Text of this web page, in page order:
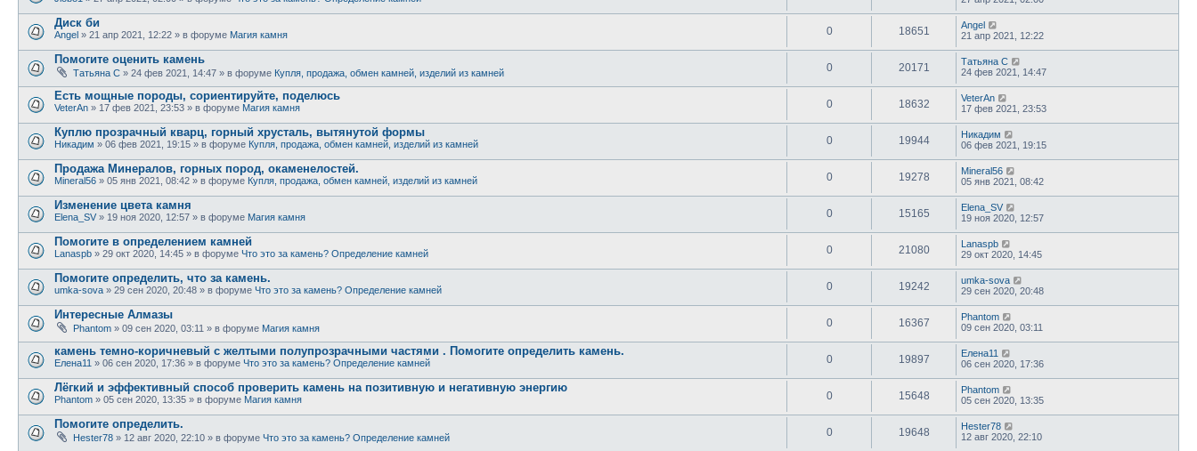
Диск би
Angel » 21 апр 2021, 12:22 » в форуме Магия камня 0 18651
Angel
21 апр 2021, 12:22
Помогите оценить камень
Татьяна С » 24 фев 2021, 14:47 » в форуме Купля, продажа, обмен камней, изделий из камней 0 20171
Татьяна С
24 фев 2021, 14:47
Есть мощные породы, сориентируйте, поделюсь
VeterAn » 17 фев 2021, 23:53 » в форуме Магия камня 0 18632
VeterAn
17 фев 2021, 23:53
Куплю прозрачный кварц, горный хрусталь, вытянутой формы
Никадим » 06 фев 2021, 19:15 » в форуме Купля, продажа, обмен камней, изделий из камней 0 19944
Никадим
06 фев 2021, 19:15
Продажа Минералов, горных пород, окаменелостей.
Mineral56 » 05 янв 2021, 08:42 » в форуме Купля, продажа, обмен камней, изделий из камней 0 19278
Mineral56
05 янв 2021, 08:42
Изменение цвета камня
Elena_SV » 19 ноя 2020, 12:57 » в форуме Магия камня 0 15165
Elena_SV
19 ноя 2020, 12:57
Помогите в определением камней
Lanaspb » 29 окт 2020, 14:45 » в форуме Что это за камень? Определение камней 0 21080
Lanaspb
29 окт 2020, 14:45
Помогите определить, что за камень.
umka-sova » 29 сен 2020, 20:48 » в форуме Что это за камень? Определение камней 0 19242
umka-sova
29 сен 2020, 20:48
Интересные Алмазы
Phantom » 09 сен 2020, 03:11 » в форуме Магия камня 0 16367
Phantom
09 сен 2020, 03:11
камень темно-коричневый с желтыми полупрозрачными частями . Помогите определить камень.
Елена11 » 06 сен 2020, 17:36 » в форуме Что это за камень? Определение камней 0 19897
Елена11
06 сен 2020, 17:36
Лёгкий и эффективный способ проверить камень на позитивную и негативную энергию
Phantom » 05 сен 2020, 13:35 » в форуме Магия камня 0 15648
Phantom
05 сен 2020, 13:35
Помогите определить.
Hester78 » 12 авг 2020, 22:10 » в форуме Что это за камень? Определение камней 0 19648
Hester78
12 авг 2020, 22:10